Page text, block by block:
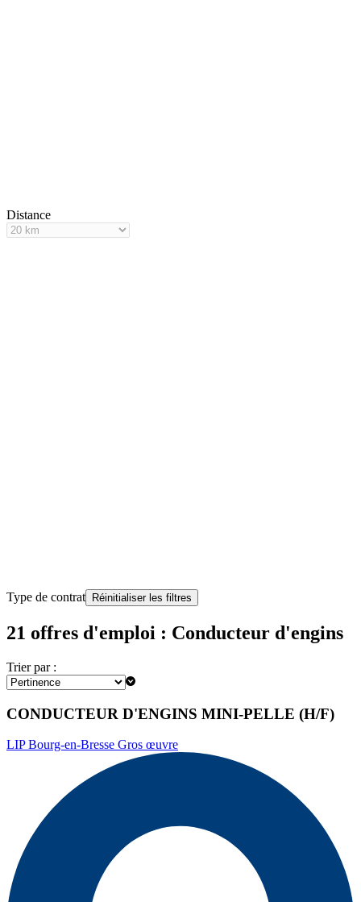
Distance
Type de contrat Réinitialiser les filtres
21 offres d'emploi : Conducteur d'engins
Trier par :
CONDUCTEUR D'ENGINS MINI-PELLE (H/F)
LIP Bourg-en-Bresse Gros œuvre